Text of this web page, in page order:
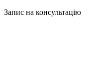
Запис на консультацію